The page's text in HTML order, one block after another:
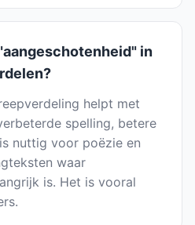
in
helpt met
spelling, betere
nuttig voor poëzie en
waar
is. Het is vooral